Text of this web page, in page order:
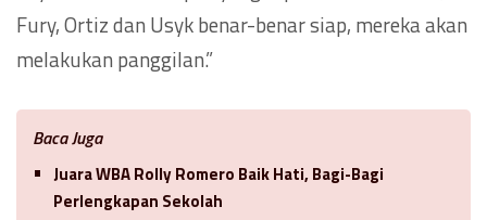
Fury, Ortiz dan Usyk benar-benar siap, mereka akan
melakukan panggilan.”
Baca Juga
Juara WBA Rolly Romero Baik Hati, Bagi-Bagi
Perlengkapan Sekolah